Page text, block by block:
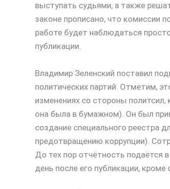
выступать судьями, а также
законе прописано, что комиссии
работе будет наблюдаться
публикации.
Владимир Зеленский поставил
политических партий. Отметим,
изменениях со стороны
она была в бумажном). Он был
создание специального реестра
предотвращению коррупции).
До тех пор отчётность подаётся
день после его публикации, кроме